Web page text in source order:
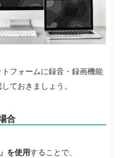
フォームに録音・録画機能
ておきましょう。
合
を使用することで、